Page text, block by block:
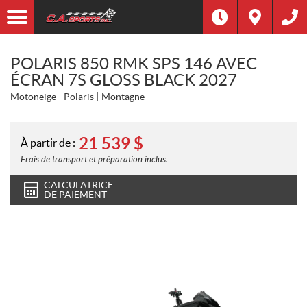
POLARIS 850 RMK SPS 146 AVEC
ÉCRAN 7S GLOSS BLACK 2027
Motoneige Polaris Montagne
À partir de : 21 539 $
Frais de transport et préparation inclus.
CALCULATRICE
DE PAIEMENT